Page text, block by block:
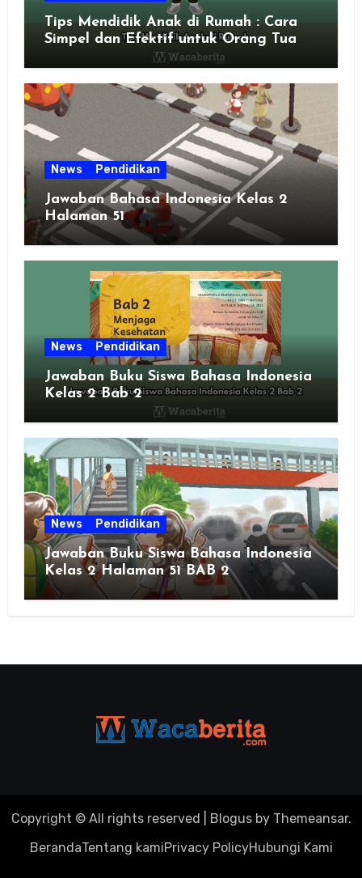
Tips Mendidik Anak di Rumah : Cara
Simpel dan Efektif untuk Orang Tua
Zaman Sekarang
News Pendidikan
Jawaban Bahasa Indonesia Kelas 2
Halaman 51
News Pendidikan
Jawaban Buku Siswa Bahasa Indonesia
Kelas 2 Bab 2
News Pendidikan
Jawaban Buku Siswa Bahasa Indonesia
Kelas 2 Halaman 51 BAB 2
Copyright © All rights reserved Blogusby Themeansar.
BerandaTentang kamiPrivacy PolicyHubungi Kami